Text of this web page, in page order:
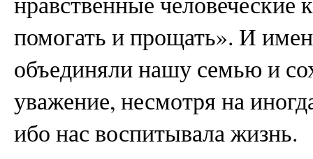
помогать и прощать». И
объединяли нашу семью и
уважение, несмотря на
ибо нас воспитывала жизнь.